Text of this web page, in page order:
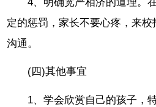
定的惩罚，家长不要心疼，来
沟通。
(四)其他事宜
1、学会欣赏自己的孩子，